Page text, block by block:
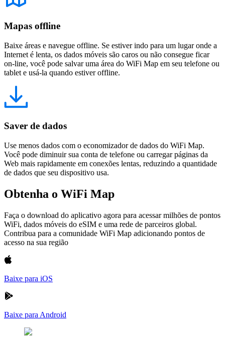
Mapas offline
Baixe áreas e navegue offline. Se estiver indo para um lugar onde a
Internet é lenta, os dados móveis são caros ou não consegue ficar
on-line, você pode salvar uma área do WiFi Map em seu telefone ou
tablet e usá-la quando estiver offline.
Saver de dados
Use menos dados com o economizador de dados do WiFi Map.
Você pode diminuir sua conta de telefone ou carregar páginas da
Web mais rapidamente em conexões lentas, reduzindo a quantidade
de dados que seu dispositivo usa.
Obtenha o WiFi Map
Faça o download do aplicativo agora para acessar milhões de pontos
WiFi, dados móveis do eSIM e uma rede de parceiros global.
Contribua para a comunidade WiFi Map adicionando pontos de
acesso na sua região
Baixe para iOS
Baixe para Android